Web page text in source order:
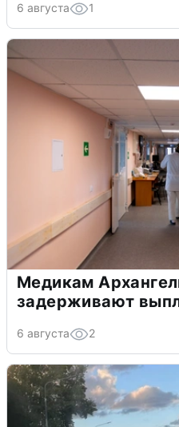
6 августа 1
Медикам
задерживают
6 августа 2